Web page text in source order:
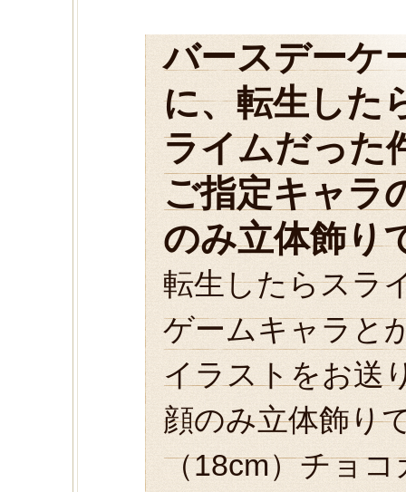
バースデーケ
に、転生した
ライムだった
ご指定キャラ
のみ立体飾り
転生したらスラ
ゲームキャラと
イラストをお送
顔のみ立体飾り
（18cm）チョ